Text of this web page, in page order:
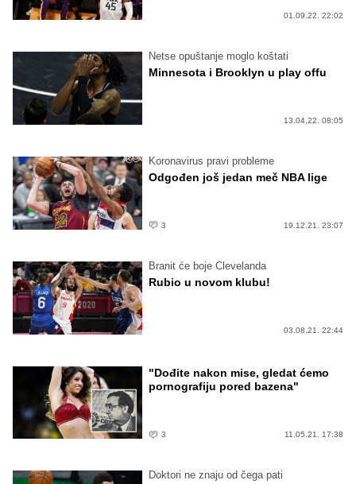
01.09.22. 22:02
Netse opuštanje moglo koštati
Minnesota i Brooklyn u play offu
13.04.22. 08:05
Koronavirus pravi probleme
Odgođen još jedan meč NBA lige
3 19.12.21. 23:07
Branit će boje Clevelanda
Rubio u novom klubu!
03.08.21. 22:44
"Dođite nakon mise, gledat ćemo
pornografiju pored bazena"
3 11.05.21. 17:38
Doktori ne znaju od čega pati